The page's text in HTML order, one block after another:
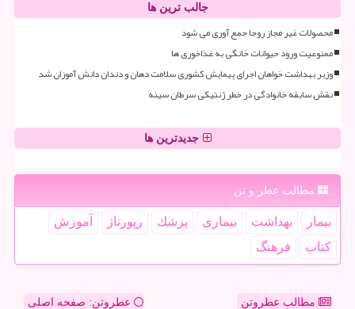
جالب ترین ها
محصولات غیر مجاز روجا جمع آوری می شود
ممنوعیت ورود حیوانات خانگی به غذاخوری ها
وزیر بهداشت خواهان اجرای پیمایش کشوری سلامت دهان و دندان دانش آموزان شد
نقش سابقه خانوادگی در خطر ژنتیکی سرطان سینه
جدیدترین ها
مطالب عطر و تن
بیمار بهداشت بیماری پزشك رپورتاژ
آموزش
كتاب
فرهنگ
مطالب عطروتن عطروتن: صفحه اصلی